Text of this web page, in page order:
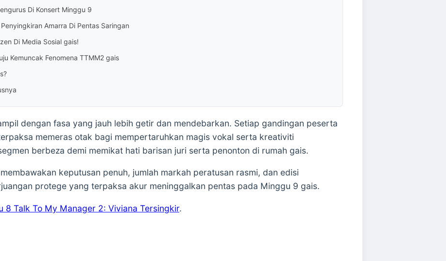
Di Konsert Minggu 9
Amarra Di Pentas Saringan
Di Media Sosial gais!
Kemuncak Fenomena TTMM2 gais
dengan fasa yang jauh lebih getir dan mendebarkan. Setiap gandingan peserta
memeras otak bagi mempertaruhkan magis vokal serta kreativiti
berbeza demi memikat hati barisan juri serta penonton di rumah gais.
keputusan penuh, jumlah markah peratusan rasmi, dan edisi
protege yang terpaksa akur meninggalkan pentas pada Minggu 9 gais.
8 Talk To My Manager 2: Viviana Tersingkir.